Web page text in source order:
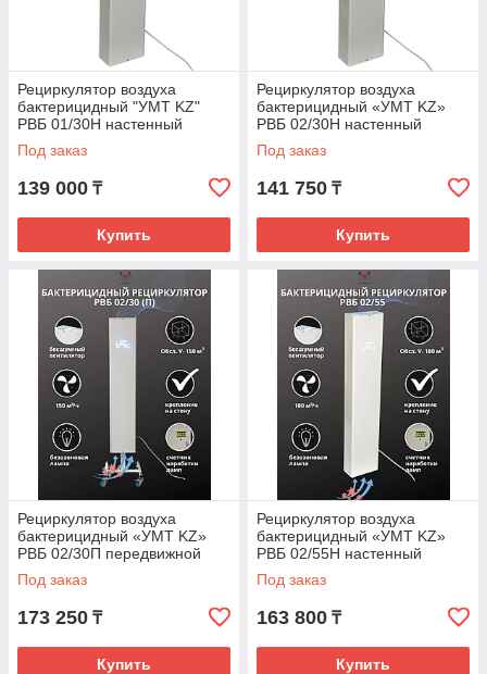
Рециркулятор воздуха
бактерицидный "УМТ KZ"
РВБ 01/30Н настенный
Под заказ
139 000 ₸
Купить
Рециркулятор воздуха
бактерицидный «УМТ KZ»
РВБ 02/30Н настенный
Под заказ
141 750 ₸
Купить
Рециркулятор воздуха
бактерицидный «УМТ KZ»
РВБ 02/30П передвижной
Под заказ
173 250 ₸
Купить
Рециркулятор воздуха
бактерицидный «УМТ KZ»
РВБ 02/55Н настенный
Под заказ
163 800 ₸
Купить